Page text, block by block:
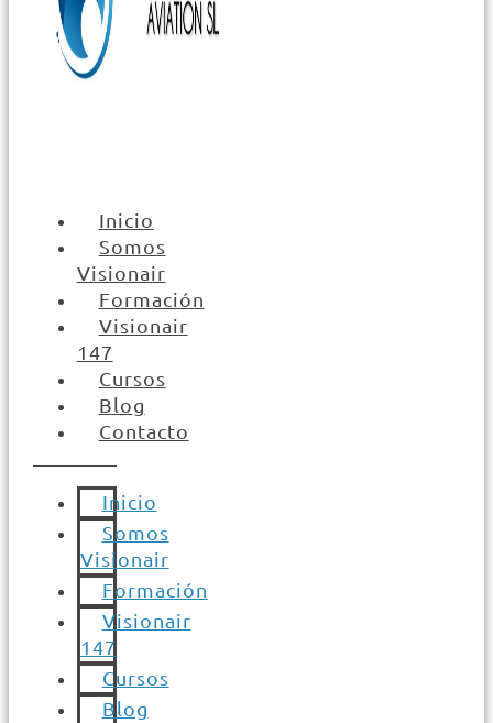
Inicio
Somos
Visionair
Formación
Visionair
147
Cursos
Blog
Contacto
Inicio
Somos
Visionair
Formación
Visionair
147
Cursos
Blog